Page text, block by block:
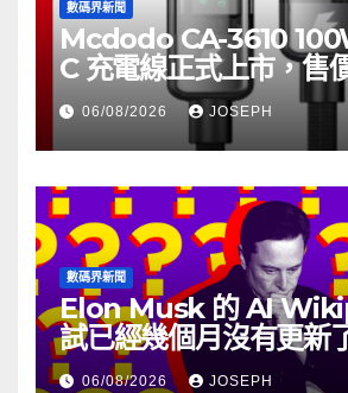
數碼界新聞
Mcdodo CA-3610
C 充電線正式上市，售
06/08/2026 JOSEPH
數碼界新聞
Elon Musk 的 AI
試已經幾個月沒有更新
06/08/2026 JOSEPH